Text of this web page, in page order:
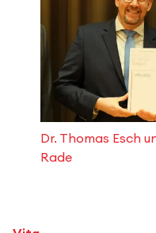
Dr. Thomas Esch
Rade